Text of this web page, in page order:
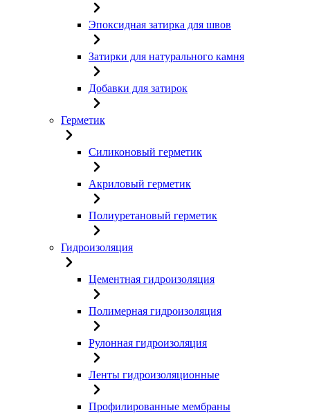
Эпоксидная затирка для швов
Затирки для натурального камня
Добавки для затирок
Герметик
Силиконовый герметик
Акриловый герметик
Полиуретановый герметик
Гидроизоляция
Цементная гидроизоляция
Полимерная гидроизоляция
Рулонная гидроизоляция
Ленты гидроизоляционные
Профилированные мембраны